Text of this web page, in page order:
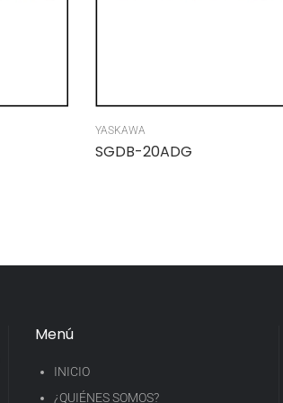
YASKAWA
SGDB-20ADG
Menú
INICIO
¿QUIÉNES SOMOS?